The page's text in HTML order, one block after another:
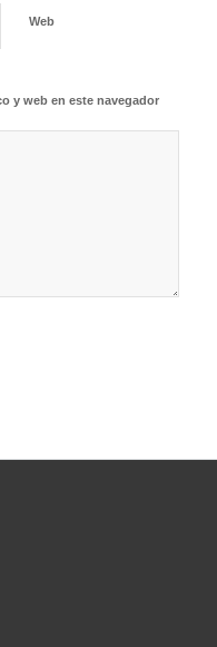
Web
y web en este navegador